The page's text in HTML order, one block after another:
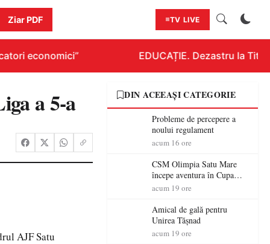
Ziar PDF TV LIVE
economici” EDUCAȚIE. Dezastru la
a 5-a
AJF Satu
DIN ACEEAȘI CATEGORIE
Probleme de percepere a
noului regulament
acum 16 ore
CSM Olimpia Satu Mare
începe aventura în Cupa
României la Baia Mare
acum 19 ore
Amical de gală pentru
Unirea Tășnad
acum 19 ore